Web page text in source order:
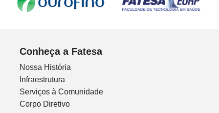
Conheça a Fatesa
Nossa História
Infraestrutura
Serviços à Comunidade
Corpo Diretivo